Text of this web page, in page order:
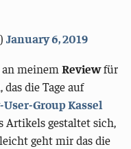
January 6, 2019
an meinemReviewfür
die Tage auf
Group Kassel
Artikels gestaltet sich,
geht mir das die